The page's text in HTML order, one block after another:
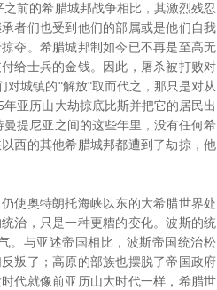
前的希腊城邦战争相比，其激烈残忍
者们也受到他们的部属或是他们自我
夺。希腊城邦制如今已不再是至高无
给士兵的金钱。因此，屠杀被打败对
城镇的"解放"取而代之，那只是对从
亚历山大劫掠底比斯并把它的居民出
提尼亚之间的这些年里，没有任何希
西的其他希腊城邦都遭到了劫掠，他
使奥特朗托海峡以东的大希腊世界处
治，只是一种更糟的变化。波斯的统
。与亚述帝国相比，波斯帝国统治松
叛了；高原的部族也摆脱了帝国政府
代就像前亚历山大时代一样，希腊世